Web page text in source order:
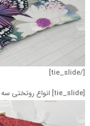
[/tie_slide]
[tie_slide] انواع روتختی سه بعدی |